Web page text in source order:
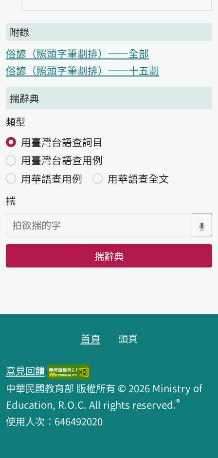
附錄
俗諺（照頭字筆劃排）——全部
俗諺（照頭字筆劃排）——十五劃
揣辭典
類型
用臺灣台語查詞目
用臺灣台語查用例
用華語查用例
用華語查全文
揣
揣辭典
首頁 頭頁
意見回饋
中華民國教育部 版權所有 © 2026 Ministry of
Education, R.O.C. All rights reserved.®
使用人次：646492020